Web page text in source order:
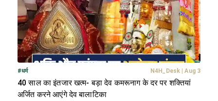
#धर्म N4H_Desk Aug 3
40 साल का इंतजार खत्म- बड़ा देव कमरूनाग के दर पर शक्तियां
अर्जित करने आएंगे देव बालाटिका